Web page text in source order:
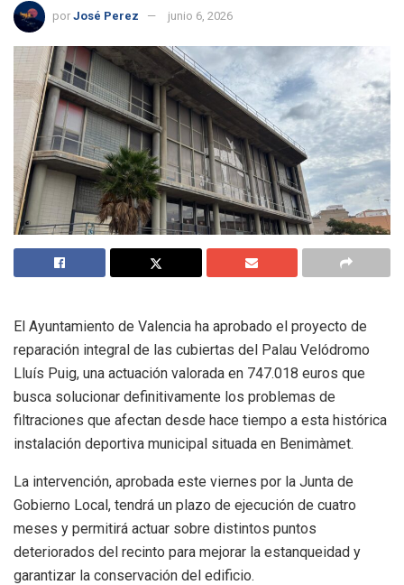
por José Perez junio 6, 2026
El Ayuntamiento de Valencia ha aprobado el proyecto de
reparación integral de las cubiertas del Palau Velódromo
Lluís Puig, una actuación valorada en 747.018 euros que
busca solucionar definitivamente los problemas de
filtraciones que afectan desde hace tiempo a esta histórica
instalación deportiva municipal situada en Benimàmet.
La intervención, aprobada este viernes por la Junta de
Gobierno Local, tendrá un plazo de ejecución de cuatro
meses y permitirá actuar sobre distintos puntos
deteriorados del recinto para mejorar la estanqueidad y
garantizar la conservación del edificio.